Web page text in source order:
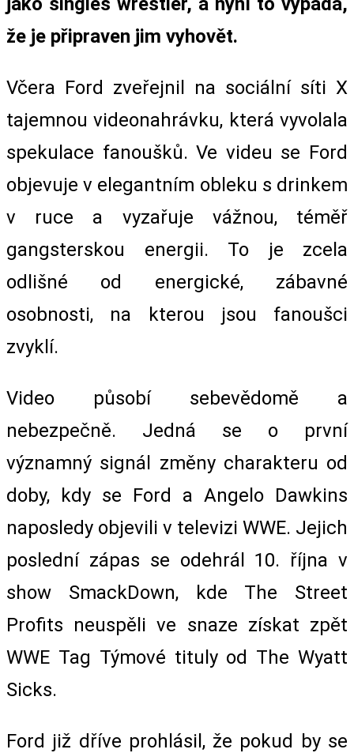
že je připraven jim vyhovět.
Včera Ford zveřejnil na sociální síti X
tajemnou videonahrávku, která vyvolala
spekulace fanoušků. Ve videu se Ford
objevuje v elegantním obleku s drinkem
v ruce a vyzařuje vážnou, téměř
gangsterskou energii. To je zcela
odlišné od energické, zábavné
osobnosti, na kterou jsou fanoušci
zvyklí.
Video působí sebevědomě a
nebezpečně. Jedná se o první
významný signál změny charakteru od
doby, kdy se Ford a Angelo Dawkins
naposledy objevili v televizi WWE. Jejich
poslední zápas se odehrál 10. října v
show SmackDown, kde The Street
Profits neuspěli ve snaze získat zpět
WWE Tag Týmové tituly od The Wyatt
Sicks.
Ford již dříve prohlásil, že pokud by se